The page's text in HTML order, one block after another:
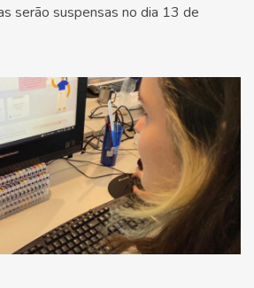
serão suspensas no dia 13 de